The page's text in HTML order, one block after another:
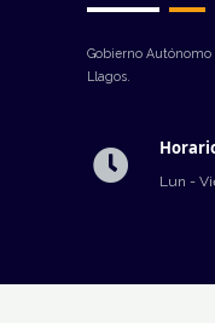
Gobierno
Llagos.
Lun -